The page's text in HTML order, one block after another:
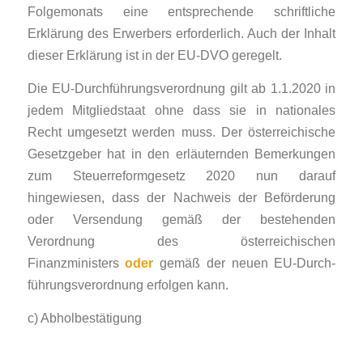
Folgemonats eine ent­sprechende schriftliche
Erklärung des Erwerbers erforderlich. Auch der Inhalt
dieser Erklä­rung ist in der EU-DVO geregelt.
Die EU-Durchführungsverordnung gilt ab 1.1.2020 in
jedem Mitgliedstaat ohne dass sie in nationales
Recht umgesetzt werden muss. Der österreichische
Gesetzgeber hat in den erläuternden Bemerkungen
zum Steuerreformgesetz 2020 nun darauf
hingewiesen, dass der Nachweis der Beförderung
oder Versendung gemäß der bestehenden
Verordnung des österreichischen
Finanzministersoder gemäß der neuen EU-Durch­
führungs­verordnung erfolgen kann.
c) Abholbestätigung